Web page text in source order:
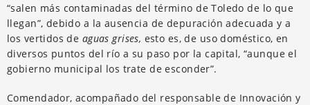
“salen más contaminadas del término de Toledo de lo que
llegan”, debido a la ausencia de depuración adecuada y a
los vertidos de aguas grises, esto es, de uso doméstico, en
diversos puntos del río a su paso por la capital, “aunque el
gobierno municipal los trate de esconder”.
Comendador, acompañado del responsable de Innovación y